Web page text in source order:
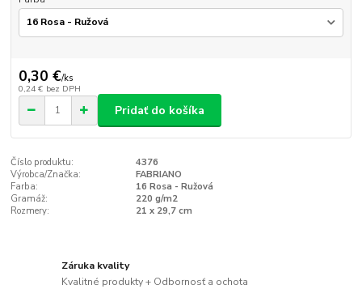
0,30 €/ks
0,24 € bez DPH
Pridať do košíka
Číslo produktu:
4376
Výrobca/Značka:
FABRIANO
Farba:
16 Rosa - Ružová
Gramáž:
220 g/m2
Rozmery:
21 x 29,7 cm
Záruka kvality
Kvalitné produkty + Odbornosť a ochota